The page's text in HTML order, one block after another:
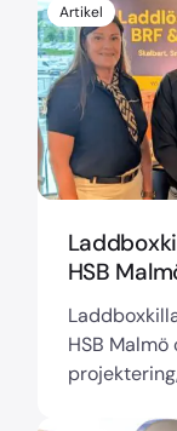
Artikel
HSB
HSB